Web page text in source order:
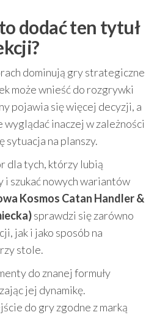
dodać ten tytuł
dominują gry strategiczne
może wnieść do rozgrywki
pojawia się więcej decyzji, a
wyglądać inaczej w zależności
sytuacja na planszy.
dla tych, którzy lubią
i szukać nowych wariantów
Kosmos Catan Handler &
sprawdzi się zarówno
jak i jako sposób na
stole.
do znanej formuły
jej dynamikę.
do gry zgodne z marką